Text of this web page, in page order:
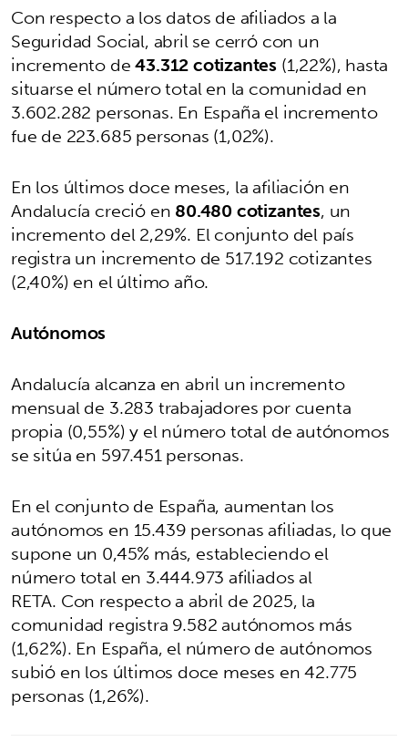
Con respecto a los datos de afiliados a la
Seguridad Social, abril se cerró con un
incremento de43.312 cotizantes (1,22%), hasta
situarse el número total en la comunidad en
3.602.282 personas. En España el incremento
fue de 223.685 personas (1,02%).
En los últimos doce meses, la afiliación en
Andalucía creció en80.480 cotizantes, un
incremento del 2,29%. El conjunto del país
registra un incremento de 517.192 cotizantes
(2,40%) en el último año.
Autónomos
Andalucía alcanza en abril un incremento
mensual de 3.283 trabajadores por cuenta
propia (0,55%) y el número total de autónomos
se sitúa en 597.451 personas.
En el conjunto de España, aumentan los
autónomos en 15.439 personas afiliadas, lo que
supone un 0,45% más, estableciendo el
número total en 3.444.973 afiliados al
RETA. Con respecto a abril de 2025, la
comunidad registra 9.582 autónomos más
(1,62%). En España, el número de autónomos
subió en los últimos doce meses en 42.775
personas (1,26%).